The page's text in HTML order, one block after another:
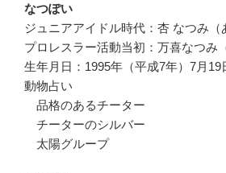
なつぽい
ジュニアアイドル時代：杏 なつみ（
プロレスラー活動当初：万喜なつみ
生年月日：1995年（平成7年）7月19
動物占い
品格のあるチーター
チーターのシルバー
太陽グループ